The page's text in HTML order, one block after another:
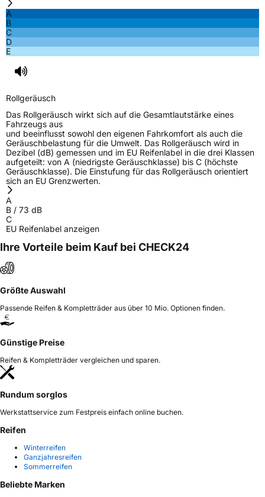
A
B
C
D
E
Rollgeräusch
Das Rollgeräusch wirkt sich auf die Gesamtlautstärke eines
Fahrzeugs aus
und beeinflusst sowohl den eigenen Fahrkomfort als auch die
Geräuschbelastung für die Umwelt. Das Rollgeräusch wird in
Dezibel (dB) gemessen und im EU Reifenlabel in die drei Klassen
aufgeteilt: von A (niedrigste Geräuschklasse) bis C (höchste
Geräuschklasse). Die Einstufung für das Rollgeräusch orientiert
sich an EU Grenzwerten.
A
B / 73 dB
C
EU Reifenlabel anzeigen
Ihre Vorteile beim Kauf bei CHECK24
Größte Auswahl
Passende Reifen & Kompletträder aus über 10 Mio. Optionen finden.
Günstige Preise
Reifen & Kompletträder vergleichen und sparen.
Rundum sorglos
Werkstattservice zum Festpreis einfach online buchen.
Reifen
Winterreifen
Ganzjahresreifen
Sommerreifen
Beliebte Marken